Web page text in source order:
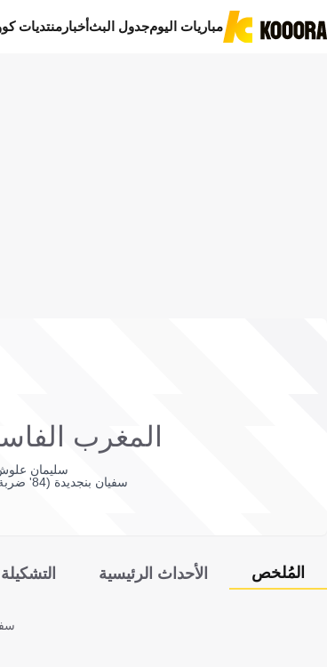
مباريات اليومجدول البثأخبار منتديات
المغرب
سليمان علوش
سفيان بنجديدة (84' ضربة جزاء, 90'+6')
المُلخص الأحداث الرئيسية التشكيلة